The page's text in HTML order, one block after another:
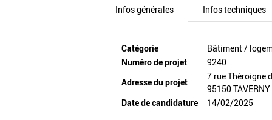
Infos générales Infos techniques
Catégorie
Bâtiment /
Numéro de projet
9240
Adresse du projet
7 rue Théroigne
95150 TAVERNY
Date de candidature
14/02/2025